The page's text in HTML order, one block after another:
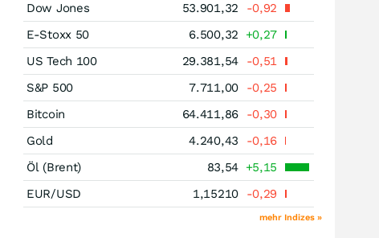
Dow Jones
53.901,32
-0,92
E-Stoxx 50
6.500,32
+0,27
US Tech 100
29.381,54
-0,51
S&P 500
7.711,00
-0,25
Bitcoin
64.411,86
-0,30
Gold
4.240,43
-0,16
Öl (Brent)
83,54 +5,15
EUR/USD
1,15210 -0,29
mehr Indizes »